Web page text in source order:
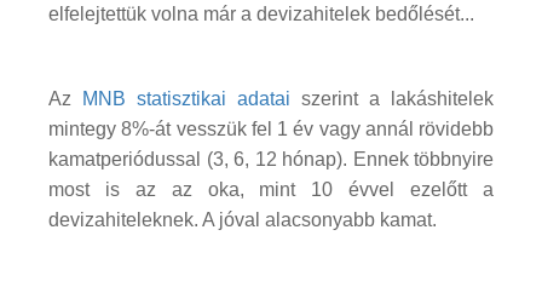
elfelejtettük volna már a devizahitelek bedőlését...
Az MNB statisztikai adatai szerint a lakáshitelek
mintegy 8%-át vesszük fel 1 év vagy annál rövidebb
kamatperiódussal (3, 6, 12 hónap). Ennek többnyire
most is az az oka, mint 10 évvel ezelőtt a
devizahiteleknek. A jóval alacsonyabb kamat.